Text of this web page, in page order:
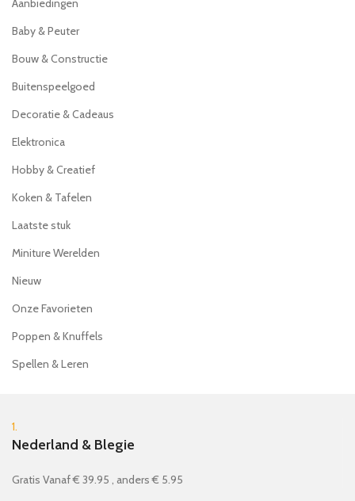
Aanbiedingen
Baby & Peuter
Bouw & Constructie
Buitenspeelgoed
Decoratie & Cadeaus
Elektronica
Hobby & Creatief
Koken & Tafelen
Laatste stuk
Miniture Werelden
Nieuw
Onze Favorieten
Poppen & Knuffels
Spellen & Leren
1.
Nederland & Blegie
Gratis Vanaf € 39.95 , anders € 5.95